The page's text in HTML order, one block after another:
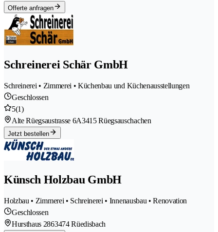
Offerte anfragen
Schreinerei Schär GmbH
Schreinerei • Zimmerei • Küchenbau und Küchenausstellungen
Geschlossen
5(1)
Alte Rüegsaustrasse 6A3415 Rüegsauschachen
Jetzt bestellen
Künsch Holzbau GmbH
Holzbau • Zimmerei • Schreinerei • Innenausbau • Renovation
Geschlossen
Hursthaus 2863474 Rüedisbach